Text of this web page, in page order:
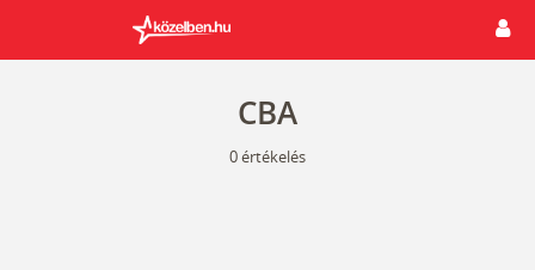
CBA
0értékelés